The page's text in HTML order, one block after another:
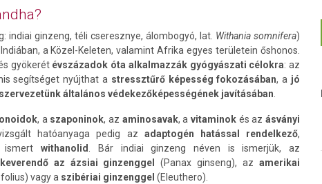
indiai ginzeng, téli cseresznye, álombogyó, lat. Withania somnifera)
a Közel-Keleten, valamint Afrika egyes területein őshonos.
gyökerétévszázadok óta alkalmazzák gyógyászati célokra: az
segítséget nyújthat a stressztűrő képesség fokozásában, a jó
szervezetünk általános védekezőképességének javításában
, a szaponinok, az aminosavak, avitaminok és azásványi
hatóanyaga pedig az adaptogén hatással rendelkező,
ismertwithanolid
. Bár indiai ginzeng néven is ismerjük, az
az ázsiai ginzenggel (Panax ginseng), azamerikai
vagy a szibériai ginzenggel (Eleuthero).